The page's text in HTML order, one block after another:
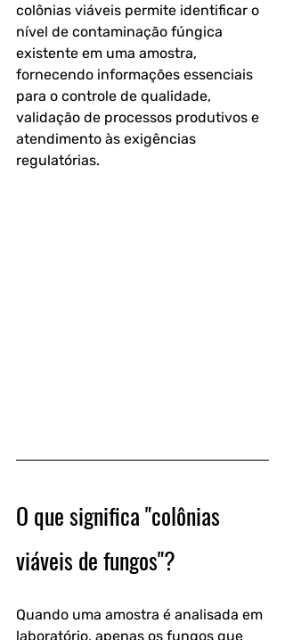
colônias viáveis permite identificar o
nível de contaminação fúngica
existente em uma amostra,
fornecendo informações essenciais
para o controle de qualidade,
validação de processos produtivos e
atendimento às exigências
regulatórias.
O que significa "colônias
viáveis de fungos"?
Quando uma amostra é analisada em
laboratório, apenas os fungos que